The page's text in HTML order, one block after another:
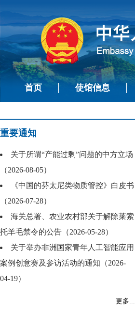
首页 使馆信息
重要通知
关于所谓“产能过剩”问题的中方立场
（2026-08-05）
《中国的芬太尼类物质管控》白皮书
（2026-07-28）
海关总署、农业农村部关于解除莱索
托羊毛禁令的公告（2026-05-28）
关于举办非洲国家青年人工智能应用
案例创意赛及参访活动的通知（2026-
04-19）
更多...